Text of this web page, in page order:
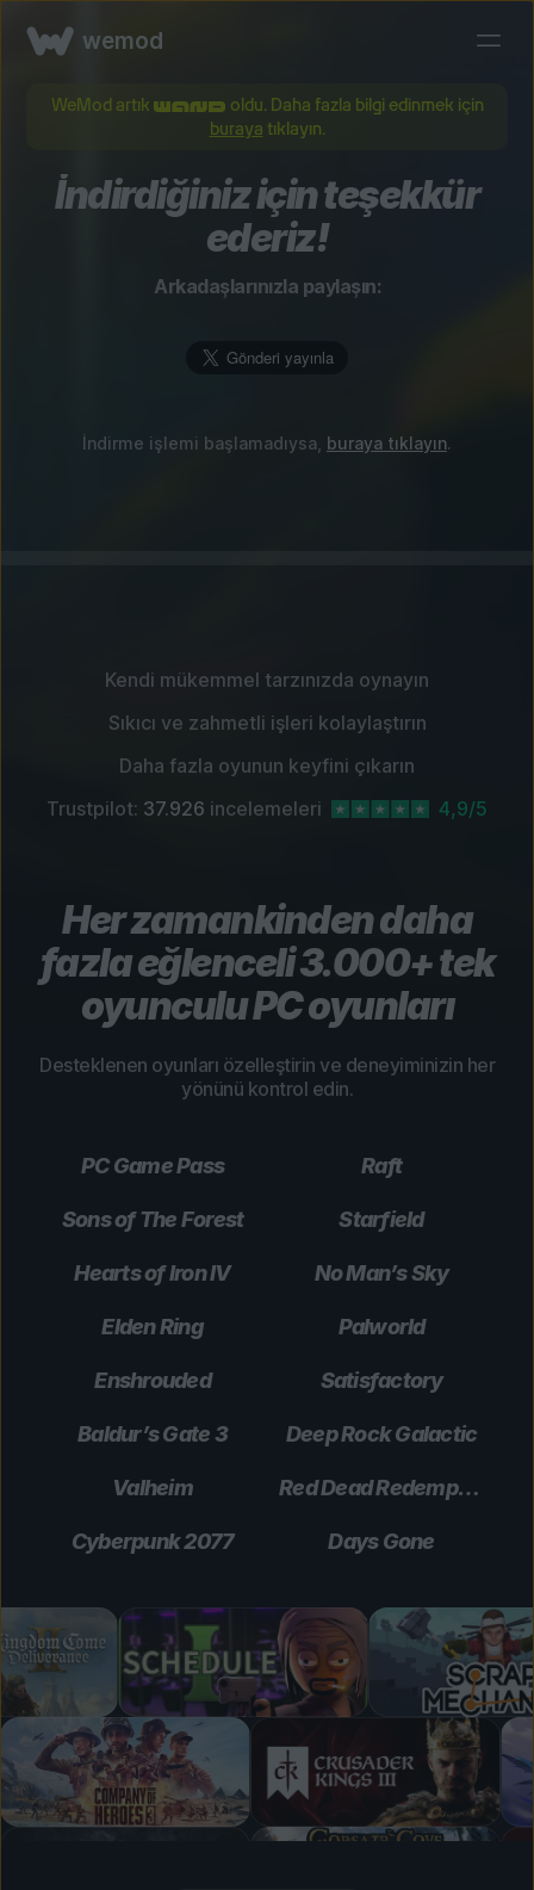
wemod
WeMod artık
oldu. Daha fazla bilgi edinmek için
buraya tıklayın.
İndirdiğiniz için teşekkür
ederiz!
Arkadaşlarınızla paylaşın:
İndirme işlemi başlamadıysa, buraya tıklayın.
Kendi mükemmel tarzınızda oynayın
Sıkıcı ve zahmetli işleri kolaylaştırın
Daha fazla oyunun keyfini çıkarın
Trustpilot: 37.926 incelemeleri 4,9/5
Her zamankinden daha
fazla eğlenceli 3.000+ tek
oyunculu PC oyunları
Desteklenen oyunları özelleştirin ve deneyiminizin her
yönünü kontrol edin.
PC Game Pass Raft
Sons of The Forest Starfield
Hearts of Iron IV No Man’s Sky
Elden Ring Palworld
Enshrouded Satisfactory
Baldur’s Gate 3 Deep Rock Galactic
Valheim Red Dead Redemption 2
Cyberpunk 2077 Days Gone